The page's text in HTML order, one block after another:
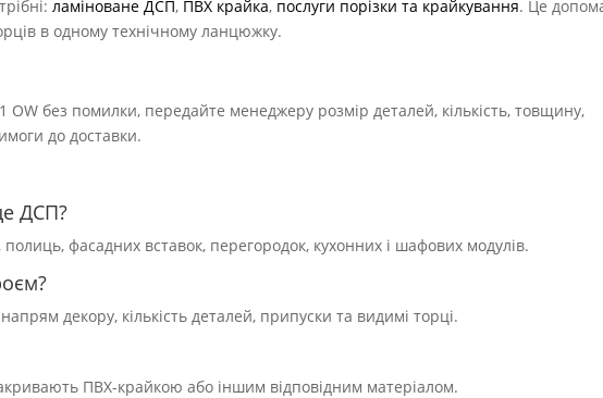
ламіноване ДСП, ПВХ крайка, послуги порізки та крайкування. Це
в одному технічному ланцюжку.
без помилки, передайте менеджеру розмір деталей, кількість, товщину,
до доставки.
ДСП?
фасадних вставок, перегородок, кухонних і шафових модулів.
декору, кількість деталей, припуски та видимі торці.
ПВХ-крайкою або іншим відповідним матеріалом.